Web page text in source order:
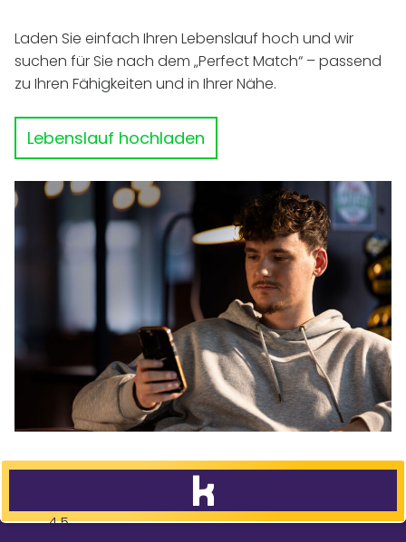
Laden Sie einfach Ihren Lebenslauf hoch und wir
suchen für Sie nach dem „Perfect Match“ – passend
zu Ihren Fähigkeiten und in Ihrer Nähe.
Lebenslauf hochladen
4,5